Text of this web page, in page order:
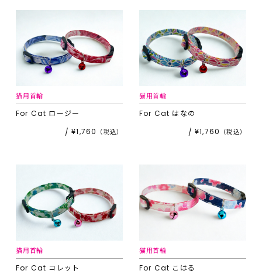
For Cat ロージー
¥1,760
猫用首輪
For Cat はなの
¥1,760
猫用首輪
For Cat コレット
猫用首輪
For Cat こはる
猫用首輪